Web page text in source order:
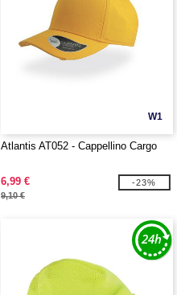
W1
Atlantis AT052 - Cappellino Cargo
6,99 €
9,10 €
-23%